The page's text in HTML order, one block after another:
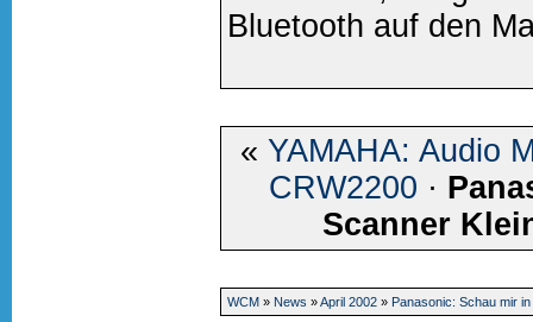
Bluetooth auf den
«YAMAHA: Audio
CRW2200 ·
Scanner
WCM » News »April 2002» Panasonic: Schau mir